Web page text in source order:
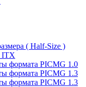
( Half-Size )
ITX
формата PICMG 1.0
формата PICMG 1.3
формата PICMG 1.3